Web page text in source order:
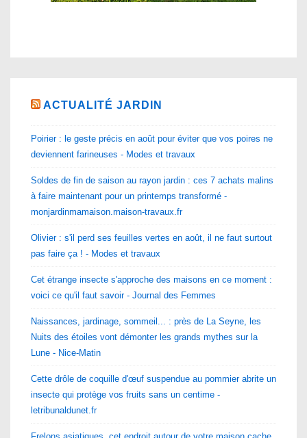
ACTUALITÉ JARDIN
Poirier : le geste précis en août pour éviter que vos poires ne
deviennent farineuses - Modes et travaux
Soldes de fin de saison au rayon jardin : ces 7 achats malins
à faire maintenant pour un printemps transformé -
monjardinmamaison.maison-travaux.fr
Olivier : s'il perd ses feuilles vertes en août, il ne faut surtout
pas faire ça ! - Modes et travaux
Cet étrange insecte s'approche des maisons en ce moment :
voici ce qu'il faut savoir - Journal des Femmes
Naissances, jardinage, sommeil... : près de La Seyne, les
Nuits des étoiles vont démonter les grands mythes sur la
Lune - Nice-Matin
Cette drôle de coquille d'œuf suspendue au pommier abrite un
insecte qui protège vos fruits sans un centime -
letribunaldunet.fr